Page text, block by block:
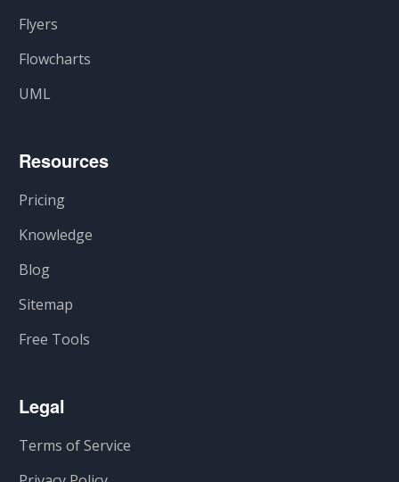
Flyers
Flowcharts
UML
Resources
Pricing
Knowledge
Blog
Sitemap
Free Tools
Legal
Terms of Service